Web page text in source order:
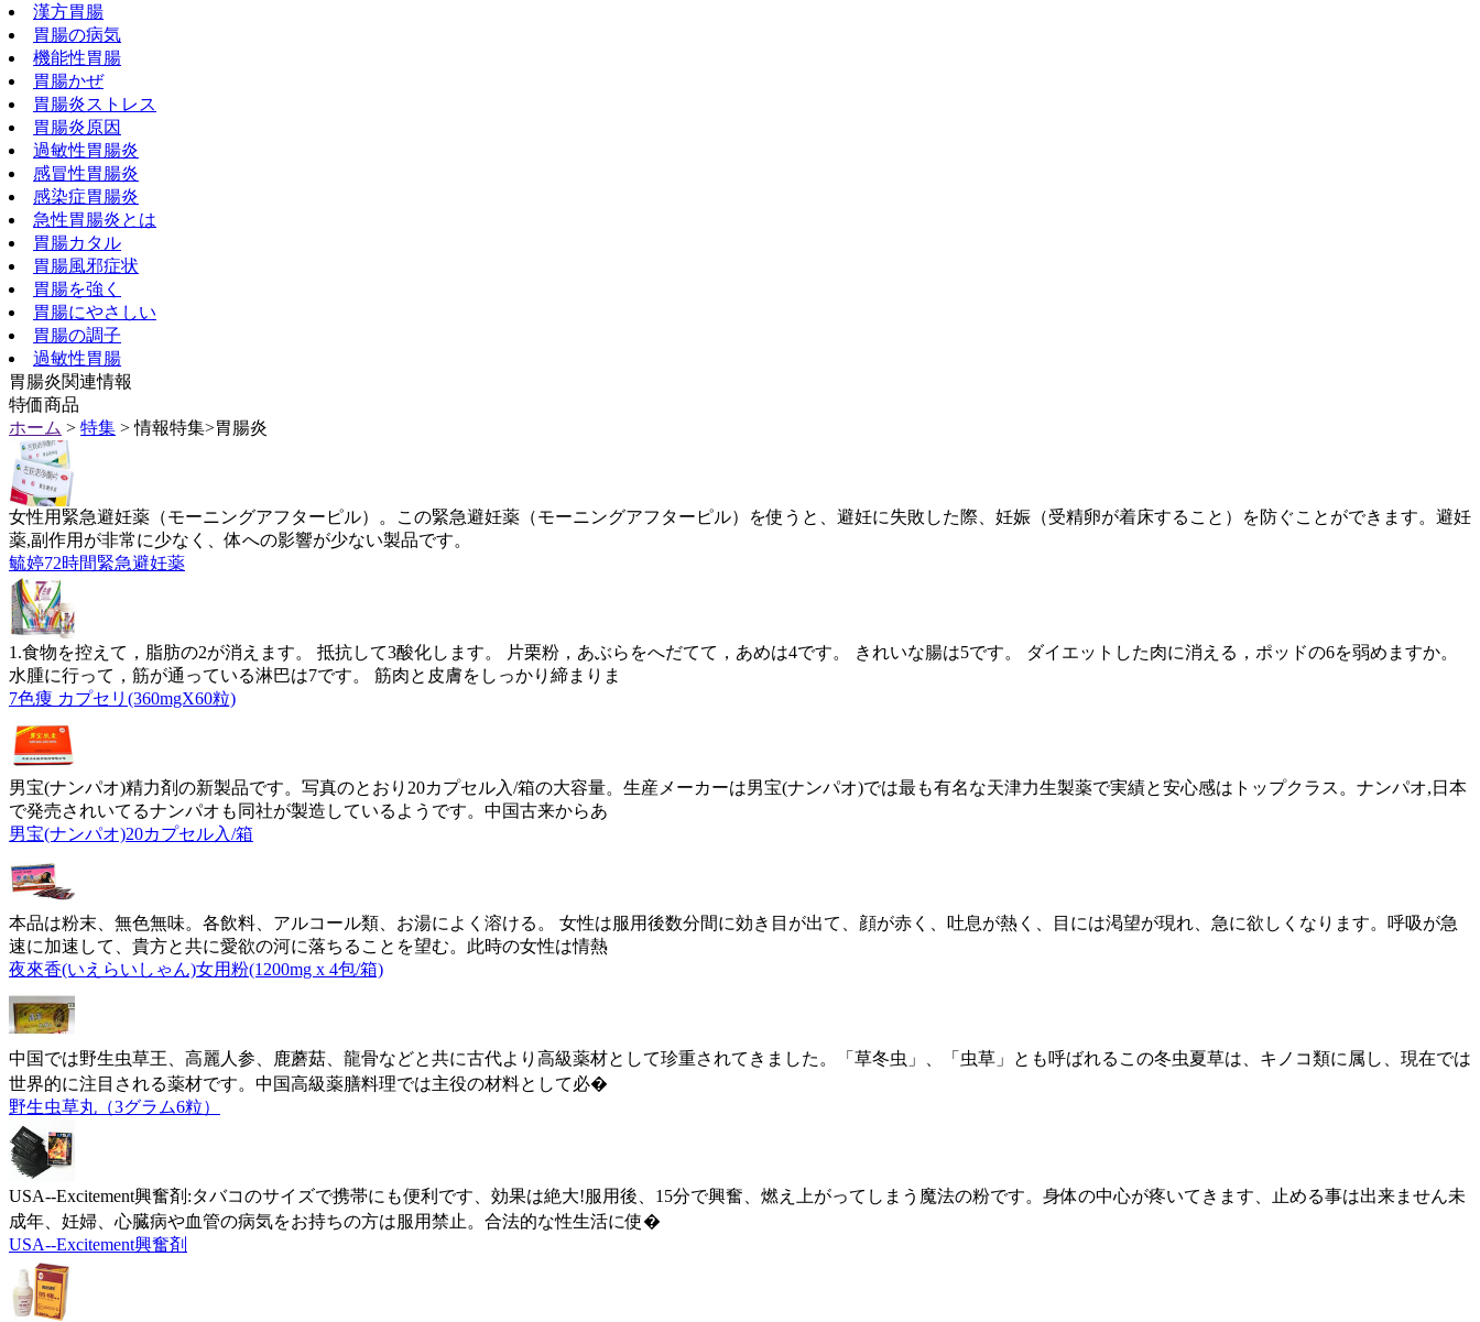
漢方胃腸
胃腸の病気
機能性胃腸
胃腸かぜ
胃腸炎ストレス
胃腸炎原因
過敏性胃腸炎
感冒性胃腸炎
感染症胃腸炎
急性胃腸炎とは
胃腸カタル
胃腸風邪症状
胃腸を強く
胃腸にやさしい
胃腸の調子
過敏性胃腸
胃腸炎関連情報
特価商品
ホーム > 特集 > 情報特集>胃腸炎
女性用緊急避妊薬（モーニングアフターピル）。この緊急避妊薬（モーニングアフターピル）を使うと、避妊に失敗した際、妊娠（受精卵が着床すること）を防ぐことができます。避妊
薬,副作用が非常に少なく、体への影響が少ない製品です。
毓婷72時間緊急避妊薬
1.食物を控えて，脂肪の2が消えます。 抵抗して3酸化します。 片栗粉，あぶらをへだてて，あめは4です。 きれいな腸は5です。 ダイエットした肉に消える，ポッドの6を弱めますか。
水腫に行って，筋が通っている淋巴は7です。 筋肉と皮膚をしっかり締まりま
7色痩 カプセリ(360mgX60粒)
男宝(ナンパオ)精力剤の新製品です。写真のとおり20カプセル入/箱の大容量。生産メーカーは男宝(ナンパオ)では最も有名な天津力生製薬で実績と安心感はトップクラス。ナンパオ,日本
で発売されいてるナンパオも同社が製造しているようです。中国古来からあ
男宝(ナンパオ)20カプセル入/箱
本品は粉末、無色無味。各飲料、アルコール類、お湯によく溶ける。 女性は服用後数分間に効き目が出て、顔が赤く、吐息が熱く、目には渇望が現れ、急に欲しくなります。呼吸が急
速に加速して、貴方と共に愛欲の河に落ちることを望む。此時の女性は情熱
夜來香(いえらいしゃん)女用粉(1200mg x 4包/箱)
中国では野生虫草王、高麗人参、鹿蘑菇、龍骨などと共に古代より高級薬材として珍重されてきました。「草冬虫」、「虫草」とも呼ばれるこの冬虫夏草は、キノコ類に属し、現在では
世界的に注目される薬材です。中国高級薬膳料理では主役の材料として必�
野生虫草丸（3グラム6粒）
USA--Excitement興奮剤:タバコのサイズで携帯にも便利です、効果は絶大!服用後、15分で興奮、燃え上がってしまう魔法の粉です。身体の中心が疼いてきます、止める事は出来ません未
成年、妊婦、心臓病や血管の病気をお持ちの方は服用禁止。合法的な性生活に使�
USA--Excitement興奮剤